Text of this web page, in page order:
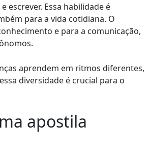
escrever. Essa habilidade é
para a vida cotidiana. O
e para a comunicação,
aprendem em ritmos diferentes,
diversidade é crucial para o
apostila